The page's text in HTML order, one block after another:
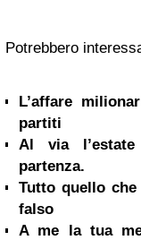
Potrebbero
L’affare
partiti
Al via
partenza.
Tutto quello
falso
A me la tua